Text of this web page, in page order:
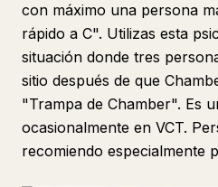
con máximo una persona
rápido a C". Utilizas esta
situación donde tres
sitio después de que
"Trampa de Chamber". Es
ocasionalmente en VCT.
recomiendo especialmente